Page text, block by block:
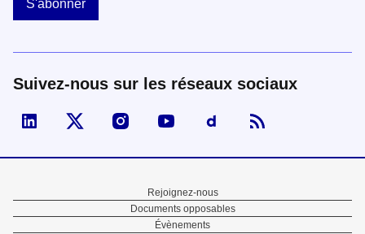
S'abonner
Suivez-nous sur les réseaux sociaux
Visiter la page Linked In de fonction publique
Visiter la page X de fonction publique
Visiter la page Instagram de fonction
Visiter la page You Tube de
Visiter la page
Pied
Rejoignez-nous
Documents opposables
Évènements